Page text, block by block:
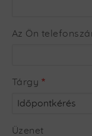
Az Ön
Tárgy
Üzenet